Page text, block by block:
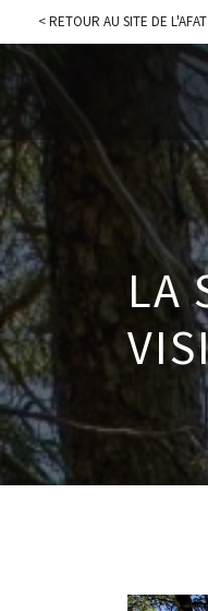
< RETOUR AU SITE DE L'AFAT
LA